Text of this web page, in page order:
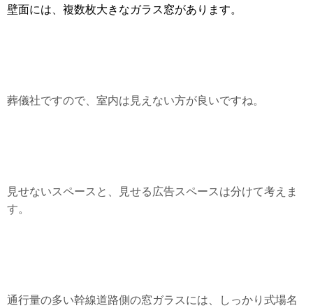
壁面には、複数枚大きなガラス窓があります。
葬儀社ですので、室内は見えない方が良いですね。
見せないスペースと、見せる広告スペースは分けて考えま
す。
通行量の多い幹線道路側の窓ガラスには、しっかり式場名